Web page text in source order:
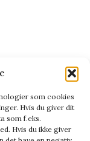
som cookies
Hvis du giver dit
som f.eks.
Hvis du ikke giver